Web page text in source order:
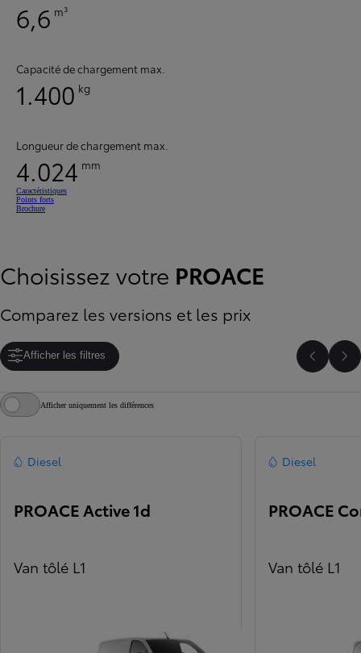
6,6 m³
Capacité de chargement max.
1.400 kg
Longueur de chargement max.
4.024 mm
Caractéristiques
Points forts
Brochure
Choisissez votre PROACE
Comparez les versions et les prix
Afficher les filtres Faire
Afficher uniquement les différences
Diesel
PROACE Active 1d
Van tôlé L1
Diesel
PROACE
Van tôlé L1